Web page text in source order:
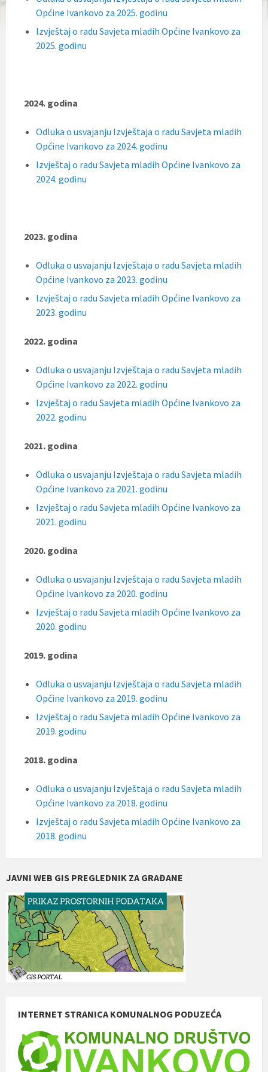
Općine Ivankovo za 2025. godinu
Izvještaj o radu Savjeta mladih Općine Ivankovo za
2025. godinu
2024. godina
Odluka o usvajanju Izvještaja o radu Savjeta mladih
Općine Ivankovo za 2024. godinu
Izvještaj o radu Savjeta mladih Općine Ivankovo za
2024. godinu
2023. godina
Odluka o usvajanju Izvještaja o radu Savjeta mladih
Općine Ivankovo za 2023. godinu
Izvještaj o radu Savjeta mladih Općine Ivankovo za
2023. godinu
2022. godina
Odluka o usvajanju Izvještaja o radu Savjeta mladih
Općine Ivankovo za 2022. godinu
Izvještaj o radu Savjeta mladih Općine Ivankovo za
2022. godinu
2021. godina
Odluka o usvajanju Izvještaja o radu Savjeta mladih
Općine Ivankovo za 2021. godinu
Izvještaj o radu Savjeta mladih Općine Ivankovo za
2021. godinu
2020. godina
Odluka o usvajanju Izvještaja o radu Savjeta mladih
Općine Ivankovo za 2020. godinu
Izvještaj o radu Savjeta mladih Općine Ivankovo za
2020. godinu
2019. godina
Odluka o usvajanju Izvještaja o radu Savjeta mladih
Općine Ivankovo za 2019. godinu
Izvještaj o radu Savjeta mladih Općine Ivankovo za
2019. godinu
2018. godina
Odluka o usvajanju Izvještaja o radu Savjeta mladih
Općine Ivankovo za 2018. godinu
Izvještaj o radu Savjeta mladih Općine Ivankovo za
2018. godinu
JAVNI WEB GIS PREGLEDNIK ZA GRAĐANE
INTERNET STRANICA KOMUNALNOG PODUZEĆA